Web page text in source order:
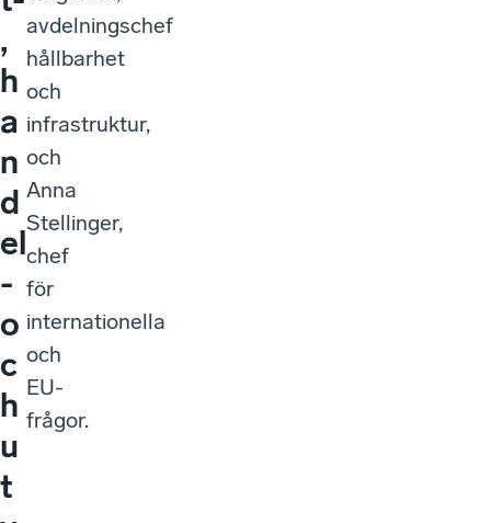
,
h
a
n
d
el
-
o
c
h
u
t
avdelningschef
hållbarhet
och
infrastruktur,
och
Anna
Stellinger,
chef
för
internationella
och
EU-
frågor.